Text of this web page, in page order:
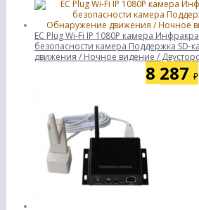
ЕС Plug Wi-Fi IP 1080P камера
безопасности камера Поддержка SD-
движения / Ночное видение /
8 287 ₽